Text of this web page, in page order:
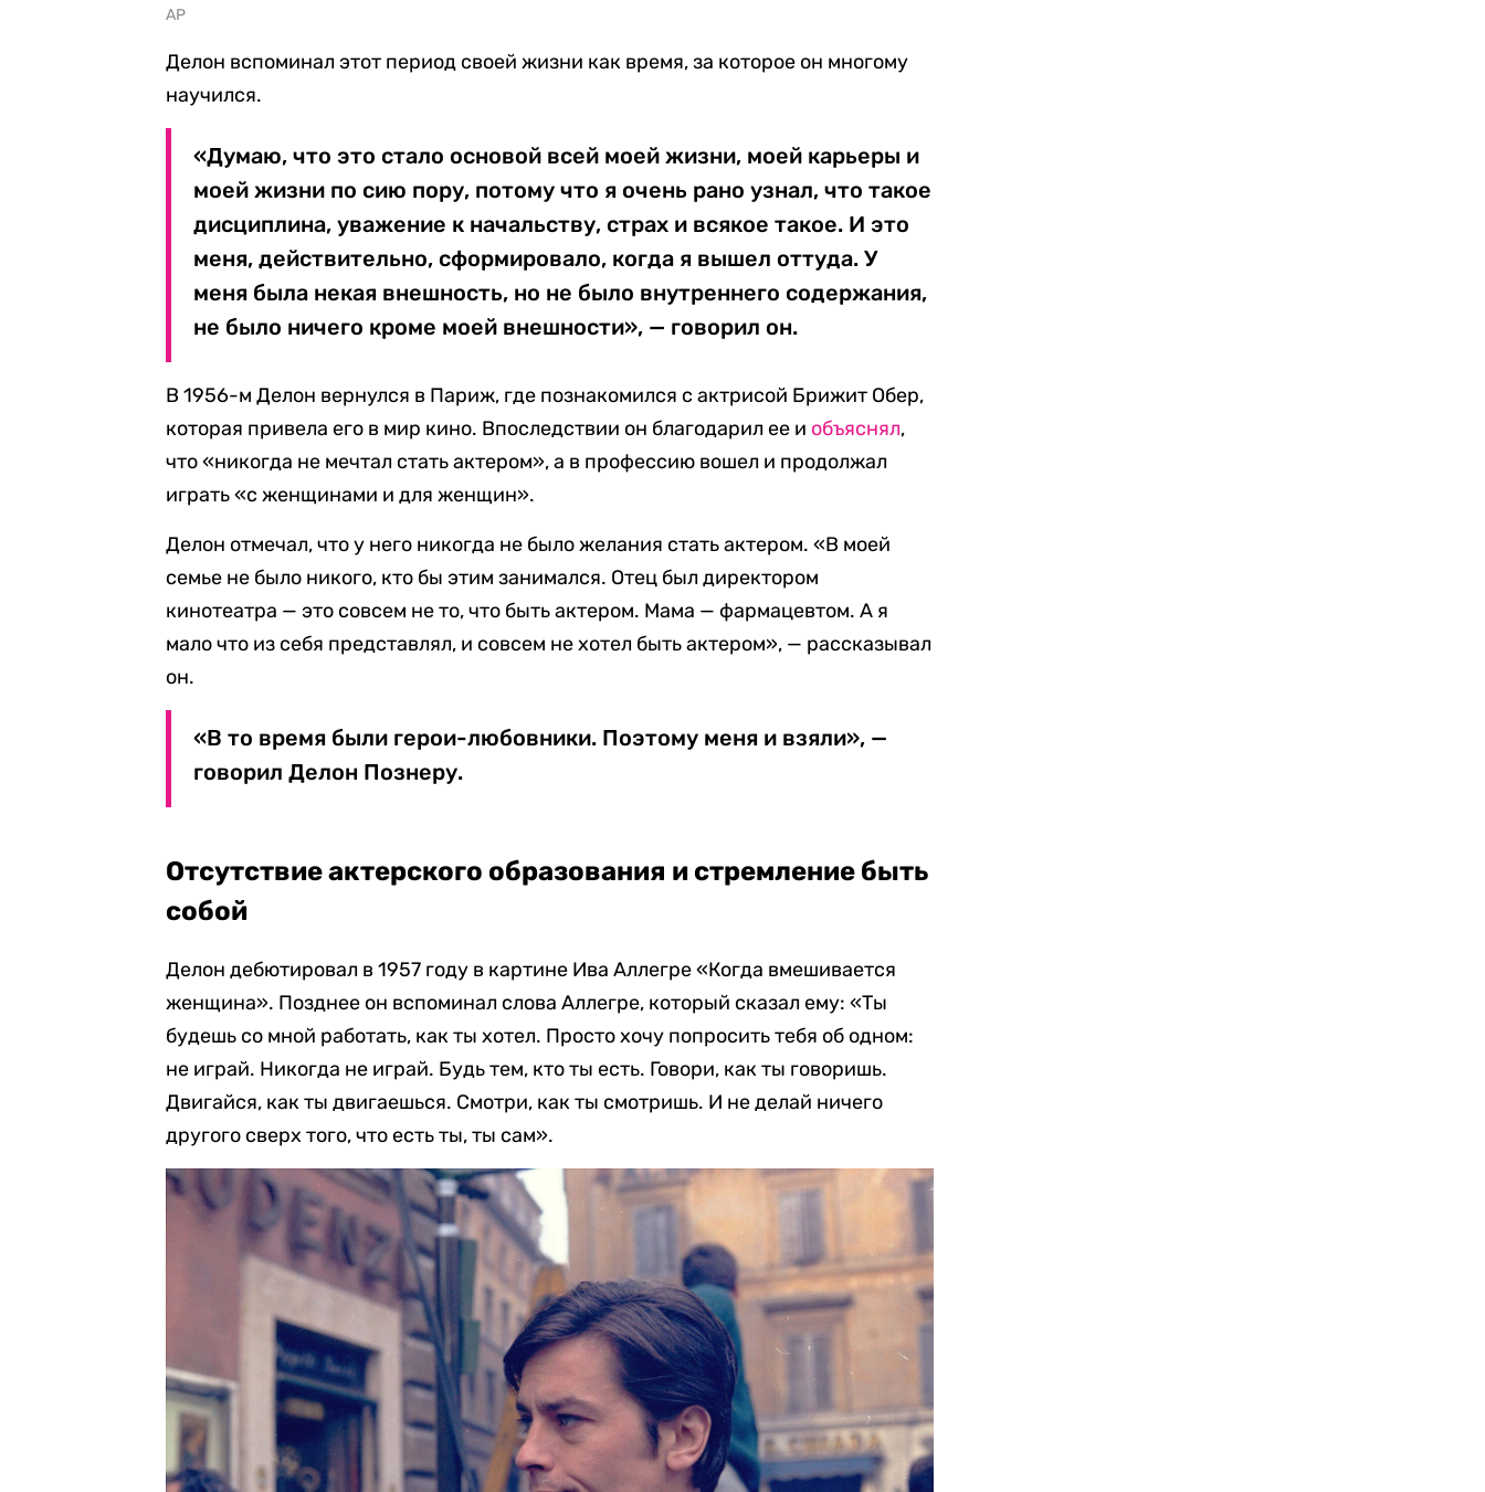
AP
Делон вспоминал этот период своей жизни как время, за которое он многому
научился.
«Думаю, что это стало основой всей моей жизни, моей карьеры и
моей жизни по сию пору, потому что я очень рано узнал, что такое
дисциплина, уважение к начальству, страх и всякое такое. И это
меня, действительно, сформировало, когда я вышел оттуда. У
меня была некая внешность, но не было внутреннего содержания,
не было ничего кроме моей внешности», — говорил он.
В 1956-м Делон вернулся в Париж, где познакомился с актрисой Брижит Обер,
которая привела его в мир кино. Впоследствии он благодарил ее и объяснял,
что «никогда не мечтал стать актером», а в профессию вошел и продолжал
играть «с женщинами и для женщин».
Делон отмечал, что у него никогда не было желания стать актером. «В моей
семье не было никого, кто бы этим занимался. Отец был директором
кинотеатра — это совсем не то, что быть актером. Мама — фармацевтом. А я
мало что из себя представлял, и совсем не хотел быть актером», — рассказывал
он.
«В то время были герои-любовники. Поэтому меня и взяли», —
говорил Делон Познеру.
Отсутствие актерского образования и стремление быть
собой
Делон дебютировал в 1957 году в картине Ива Аллегре «Когда вмешивается
женщина». Позднее он вспоминал слова Аллегре, который сказал ему: «Ты
будешь со мной работать, как ты хотел. Просто хочу попросить тебя об одном:
не играй. Никогда не играй. Будь тем, кто ты есть. Говори, как ты говоришь.
Двигайся, как ты двигаешься. Смотри, как ты смотришь. И не делай ничего
другого сверх того, что есть ты, ты сам».